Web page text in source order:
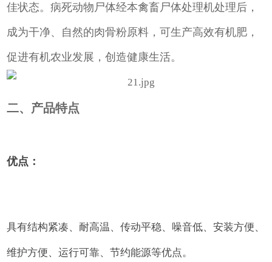
佳状态。病死动物尸体经本禽畜尸体处理机处理后，
成为干净、自然的肉骨粉原料，可生产高效有机肥，
促进有机农业发展，创造健康生活。
二、产品特点
优点：
具有结构紧凑、耐高温、传动平稳、噪音低、安装方便、
维护方便、运行可靠、节约能源等优点。